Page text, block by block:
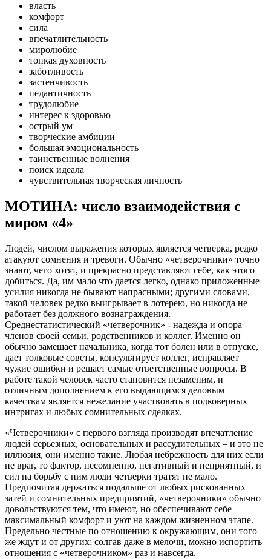
власть
комфорт
сила
впечатлительность
миролюбие
тонкая духовность
заботливость
застенчивость
педантичность
трудолюбие
интерес к здоровью
острый ум
творческие амбиции
большая эмоциональность
таинственные волнения
поиск идеала
чувствительная творческая личность
МОТИНА: число взаимодействия с
миром «4»
Людей, числом выражения которых является четверка, редко
атакуют сомнения и тревоги. Обычно «четверочники» точно
знают, чего хотят, и прекрасно представляют себе, как этого
добиться. Да, им мало что дается легко, однако приложенные
усилия никогда не бывают напрасными; другими словами,
такой человек редко выигрывает в лотерею, но никогда не
работает без должного вознаграждения.
Среднестатистический «четверочник» - надежда и опора
членов своей семьи, родственников и коллег. Именно он
обычно замещает начальника, когда тот болен или в отпуске,
дает толковые советы, консультирует коллег, исправляет
чужие ошибки и решает самые ответственные вопросы. В
работе такой человек часто становится незаменим, и
отличным дополнением к его выдающимся деловым
качествам является нежелание участвовать в подковерных
интригах и любых сомнительных сделках.
«Четверочники» с первого взгляда производят впечатление
людей серьезных, основательных и рассудительных – и это не
иллюзия, они именно такие. Любая небрежность для них если
не враг, то фактор, несомненно, негативный и неприятный, и
сил на борьбу с ним люди четверки тратят не мало.
Предпочитая держаться подальше от любых рискованных
затей и сомнительных предприятий, «четверочники» обычно
довольствуются тем, что имеют, но обеспечивают себе
максимальный комфорт и уют на каждом жизненном этапе.
Предельно честные по отношению к окружающим, они того
же ждут и от других; солгав даже в мелочи, можно испортить
отношения с «четверочником» раз и навсегда.